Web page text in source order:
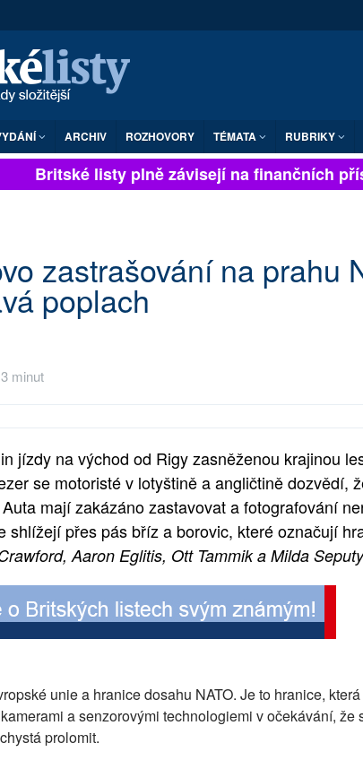
ARCHIV ROZHOVORY TÉMATA RUBRIKY
Britské listy plně závisejí na finančních
zastrašování na prahu
poplach
minut
jízdy na východ od Rigy zasněženou krajinou
se motoristé v lotyštině a angličtině dozvědí,
mají zakázáno zastavovat a fotografování
shlížejí přes pás bříz a borovic, které označují
Aaron Eglitis, Ott Tammik a Milda
unie a hranice dosahu NATO. Je to hranice,
a senzorovými technologiemi v očekávání, že
prolomit.